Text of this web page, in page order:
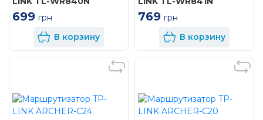
699 грн
В корзину
769 грн
В корзину